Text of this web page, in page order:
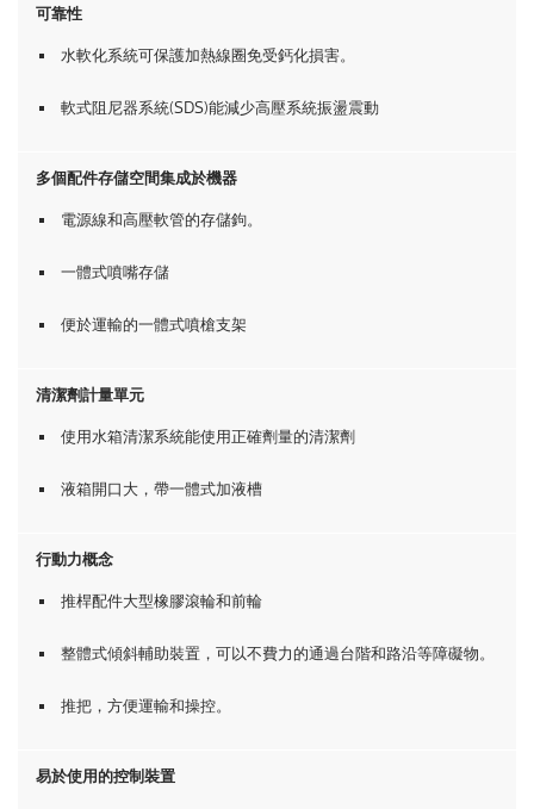
可靠性
水軟化系統可保護加熱線圈免受鈣化損害。
軟式阻尼器系統(SDS)能減少高壓系統振盪震動
多個配件存儲空間集成於機器
電源線和高壓軟管的存儲鉤。
一體式噴嘴存儲
便於運輸的一體式噴槍支架
清潔劑計量單元
使用水箱清潔系統能使用正確劑量的清潔劑
液箱開口大，帶一體式加液槽
行動力概念
推桿配件大型橡膠滾輪和前輪
整體式傾斜輔助裝置，可以不費力的通過台階和路沿等障礙物。
推把，方便運輸和操控。
易於使用的控制裝置